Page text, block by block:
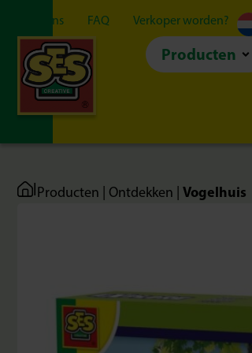
Over ons FAQ Verkoper worden?
Producten
|Producten Ontdekken Vogelhuis